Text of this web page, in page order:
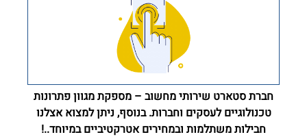
חברת סטארט שירותי מחשוב – מספקת מגוון פתרונות
טכנולוגיים לעסקים וחברות. בנוסף, ניתן למצוא אצלנו
חבילות משתלמות ובמחירים אטרקטיביים במיוחד..!